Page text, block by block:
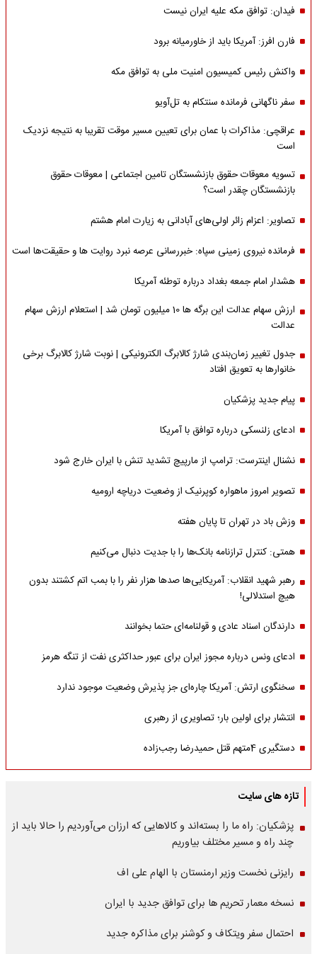
فیدان: توافق مکه علیه ایران نیست
فارن افرز: آمریکا باید از خاورمیانه برود
واکنش رئیس کمیسیون امنیت ملی به توافق مکه
سفر ناگهانی فرمانده سنتکام به تل‌آویو
عراقچی: مذاکرات با عمان برای تعیین مسیر موقت تقریبا به نتیجه نزدیک
است
تسویه معوقات حقوق بازنشستگان تامین اجتماعی | معوقات حقوق
بازنشستگان چقدر است؟
تصاویر: اعزام زائر اولی‌های آبادانی به زیارت امام هشتم
فرمانده نیروی زمینی سپاه: خبررسانی عرصه نبرد روایت ها و حقیقت‌ها است
هشدار امام جمعه بغداد درباره توطئه آمریکا
ارزش سهام عدالت این برگه ها 10 میلیون تومان شد | استعلام ارزش سهام
عدالت
جدول تغییر زمان‌بندی شارژ کالابرگ الکترونیکی | نوبت شارژ کالابرگ برخی
خانوارها به تعویق افتاد
پیام جدید پزشکیان
ادعای زلنسکی درباره توافق با آمریکا
نشنال اینترست: ترامپ از مارپیچ تشدید تنش با ایران خارج شود
تصویر امروز ماهواره کوپرنیک از وضعیت دریاچه ارومیه
وزش باد در تهران تا پایان هفته
همتی: کنترل ترازنامه بانک‌ها را با جدیت دنبال می‌کنیم
رهبر شهید انقلاب: آمریکایی‌ها صدها هزار نفر را با بمب اتم کشتند بدون
هیچ استدلالی!
دارندگان اسناد عادی و قولنامه‌ای حتما بخوانند
ادعای ونس درباره مجوز ایران برای عبور حداکثری نفت از تنگه هرمز
سخنگوی ارتش: آمریکا چاره‌ای جز پذیرش وضعیت موجود ندارد
انتشار برای اولین بار؛ تصاویری از رهبری
دستگیری 4متهم قتل حمیدرضا رجب‌زاده
تازه های سایت
پزشکیان: راه ما را بسته‌اند و کالاهایی که ارزان می‌آوردیم را حالا باید از
چند راه و مسیر مختلف بیاوریم
رایزنی نخست وزیر ارمنستان با الهام علی اف
نسخه معمار تحریم ها برای توافق جدید با ایران
احتمال سفر ویتکاف و کوشنر برای مذاکره جدید